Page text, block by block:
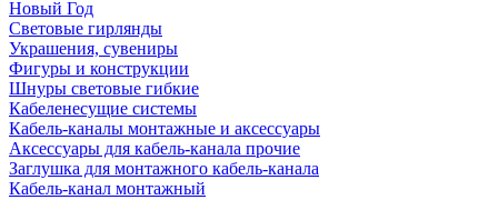
Новый Год
Световые гирлянды
Украшения, сувениры
Фигуры и конструкции
Шнуры световые гибкие
Кабеленесущие системы
Кабель-каналы монтажные и аксессуары
Аксессуары для кабель-канала прочие
Заглушка для монтажного кабель-канала
Кабель-канал монтажный